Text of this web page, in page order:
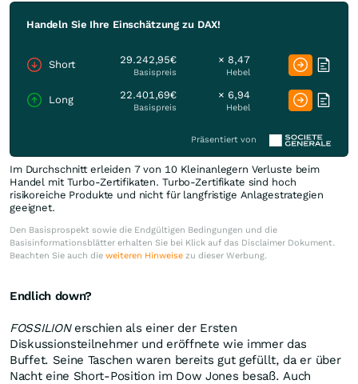
Handeln Sie Ihre Einschätzung zu DAX!
Short 29.242,95€
Basispreis
× 8,47
Hebel
Long 22.401,69€
Basispreis
× 6,94
Hebel
Präsentiert von
Im Durchschnitt erleiden 7 von 10 Kleinanlegern Verluste beim
Handel mit Turbo-Zertifikaten. Turbo-Zertifikate sind hoch
risikoreiche Produkte und nicht für langfristige Anlagestrategien
geeignet.
Den Basisprospekt sowie die Endgültigen Bedingungen und die
Basisinformationsblätter erhalten Sie bei Klick auf das Disclaimer Dokument.
Beachten Sie auch die weiteren Hinweise zu dieser Werbung.
Endlich down?
FOSSILIONerschien als einer der Ersten
Diskussionsteilnehmer und eröffnete wie immer das
Buffet. Seine Taschen waren bereits gut gefüllt, da er über
Nacht eine Short-Position im Dow Jones besaß. Auch